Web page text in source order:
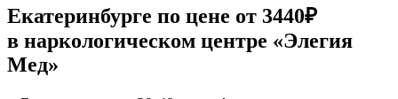
Екатеринбурге по цене от 3440₽
в наркологическом центре «Элегия
Мед»